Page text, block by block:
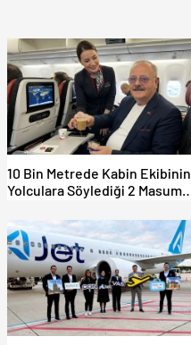
10 Bin Metrede Kabin Ekibinin
Yolculara Söylediği 2 Masum